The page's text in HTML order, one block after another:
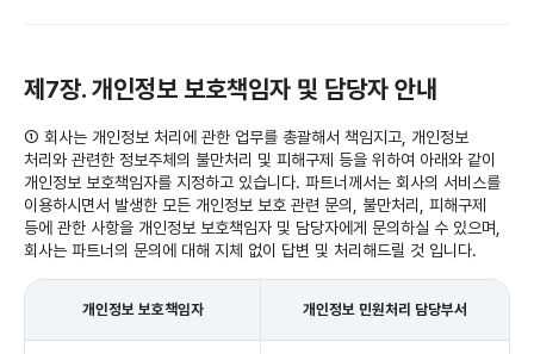
제7장. 개인정보 보호책임자 및 담당자 안내
① 회사는 개인정보 처리에 관한 업무를 총괄해서 책임지고, 개인정보
처리와 관련한 정보주체의 불만처리 및 피해구제 등을 위하여 아래와 같이
개인정보 보호책임자를 지정하고 있습니다. 파트너께서는 회사의 서비스를
이용하시면서 발생한 모든 개인정보 보호 관련 문의, 불만처리, 피해구제
등에 관한 사항을 개인정보 보호책임자 및 담당자에게 문의하실 수 있으며,
회사는 파트너의 문의에 대해 지체 없이 답변 및 처리해드릴 것 입니다.
개인정보 보호책임자 개인정보 민원처리 담당부서